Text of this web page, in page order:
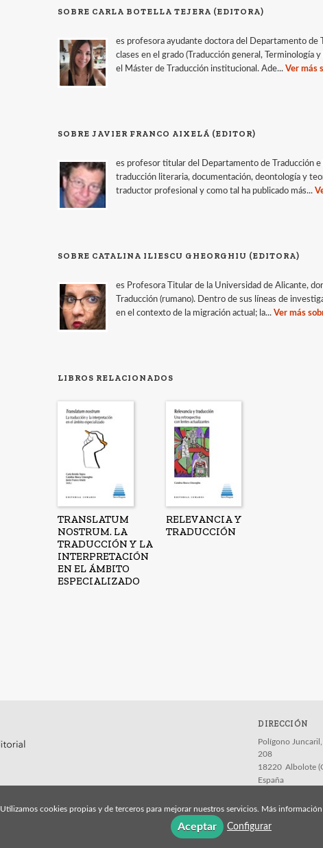
SOBRE CARLA BOTELLA TEJERA (EDITORA)
es profesora ayudante doctora del Departamento
clases en el grado (Traducción general, Terminología
el Máster de Traducción institucional. Ade...Ver más
SOBRE JAVIER FRANCO AIXELÁ (EDITOR)
es profesor titular del Departamento de Traducción
traducción literaria, documentación, deontología y
traductor profesional y como tal ha publicado más...
SOBRE CATALINA ILIESCU GHEORGHIU (EDITORA)
es Profesora Titular de la Universidad de Alicante,
Traducción (rumano). Dentro de sus líneas de
en el contexto de la migración actual; la...Ver más
LIBROS RELACIONADOS
TRANSLATUM
NOSTRUM. LA
TRADUCCIÓN Y LA
INTERPRETACIÓN
EN EL ÁMBITO
ESPECIALIZADO
RELEVANCIA Y
TRADUCCIÓN
DIRECCIÓN
Polígono
208
18220 Albolote
España
Utilizamos cookies propias y de terceros para mejorar nuestros servicios. Más
Aceptar Configurar